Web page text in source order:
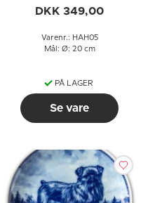
DKK 349,00
Varenr.: HAH05
Mål: Ø: 20 cm
PÅ LAGER
Se vare